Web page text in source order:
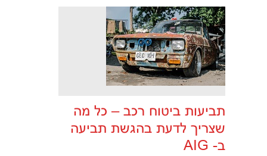
תביעות ביטוח רכב – כל מה
שצריך לדעת בהגשת תביעה
ב- AIG